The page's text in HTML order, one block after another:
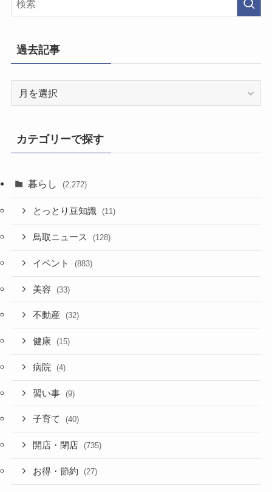
過去記事
カテゴリーで探す
暮らし (2,272)
とっとり豆知識 (11)
鳥取ニュース (128)
イベント (883)
美容 (33)
不動産 (32)
健康 (15)
病院 (4)
習い事 (9)
子育て (40)
開店・閉店 (735)
お得・節約 (27)